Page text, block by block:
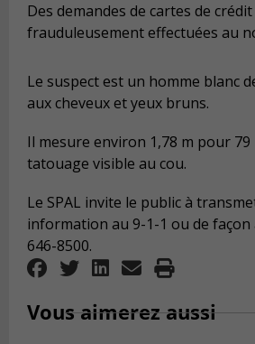
Des demandes de cartes de
frauduleusement effectuées au
Le suspect est un homme blanc
aux cheveux et yeux bruns.
Il mesure environ 1,78 m pour 79
tatouage visible au cou.
Le SPAL invite le public à
information au 9-1-1 ou de façon
646-8500.
Vous aimerez aussi